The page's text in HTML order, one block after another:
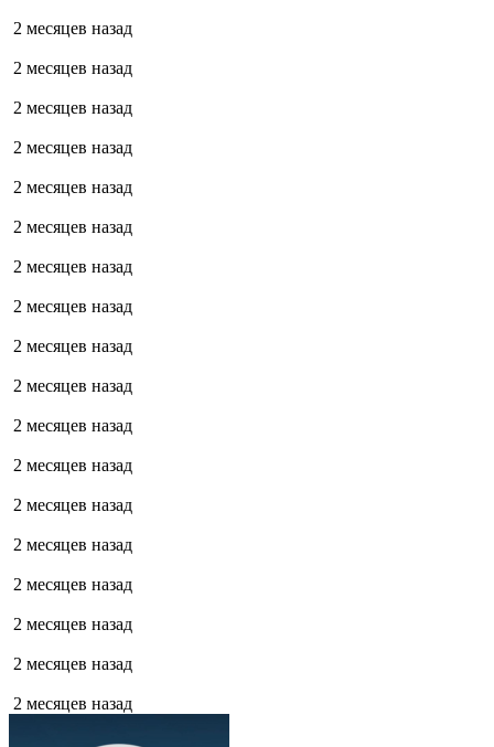
2 месяцев назад
2 месяцев назад
2 месяцев назад
2 месяцев назад
2 месяцев назад
2 месяцев назад
2 месяцев назад
2 месяцев назад
2 месяцев назад
2 месяцев назад
2 месяцев назад
2 месяцев назад
2 месяцев назад
2 месяцев назад
2 месяцев назад
2 месяцев назад
2 месяцев назад
2 месяцев назад